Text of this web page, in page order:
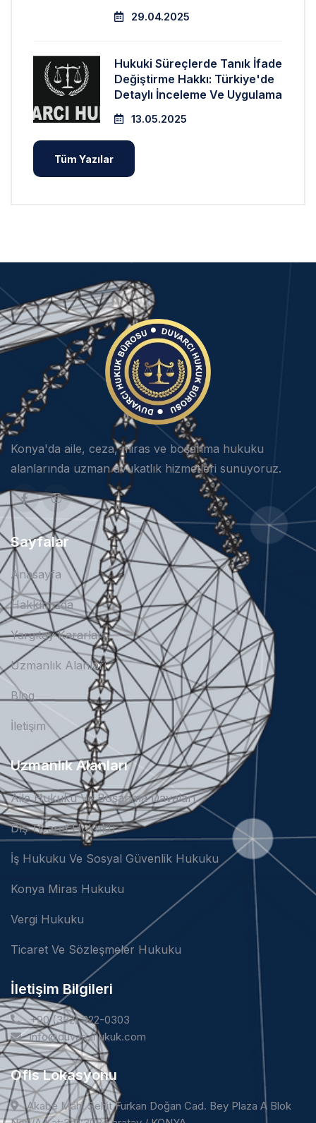
29.04.2025
Hukuki Süreçlerde Tanık İfade
Değiştirme Hakkı: Türkiye'de
Detaylı İnceleme Ve Uygulama
13.05.2025
Tüm Yazılar
Konya'da aile, ceza, miras ve boşanma hukuku
alanlarında uzman avukatlık hizmetleri sunuyoruz.
Sayfalar
Anasayfa
Hakkımızda
Yargıtay Kararları
Uzmanlık Alanları
Blog
İletişim
Uzmanlık Alanları
Aile Hukuku Ve Boşanma Davaları
Dış Ticaret Hukuku
İş Hukuku Ve Sosyal Güvenlik Hukuku
Konya Miras Hukuku
Vergi Hukuku
Ticaret Ve Sözleşmeler Hukuku
İletişim Bilgileri
+90 (332) 322-0303
info@duvarcihukuk.com
Ofis Lokasyonu
Akabe Mah. Şehit Furkan Doğan Cad. Bey Plaza A Blok